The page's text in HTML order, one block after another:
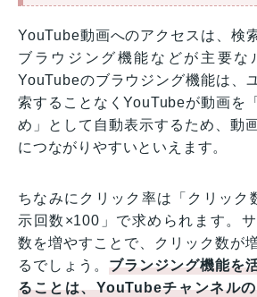
YouTube動画へのアクセスは、検
ブラウジング機能などが主要な
YouTubeのブラウジング機能は、
索することなくYouTubeが動画を
め」として自動表示するため、動
につながりやすいといえます。
ちなみにクリック率は「クリック
示回数×100」で求められます。
数を増やすことで、クリック数が
るでしょう。ブランジング機能を
ることは、YouTubeチャンネル